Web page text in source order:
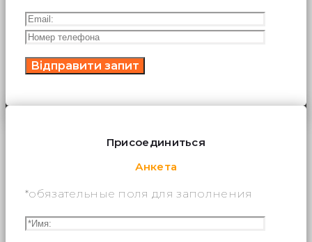
Присоединиться
Анкета
*обязательные поля для заполнения